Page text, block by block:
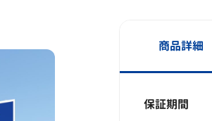
商品詳細
保証期間